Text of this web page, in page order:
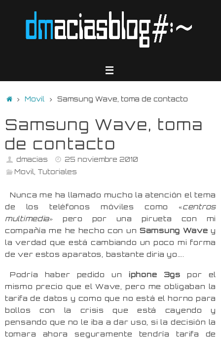
InicioMovil Samsung Wave, toma de contacto
Samsung Wave, toma
de contacto
dmacias
25 noviembre 2010
Movil Tutoriales
Nunca me ha llamado mucho la atención el tema
de los teléfonos móviles como «centros
multimedia» pero por una pirueta con mi
compañía me he hecho con un Samsung Wave y
la verdad que está cambiando un poco mi forma
de ver estos aparatos, bastante diria yo….
Podría haber pedido un iphone 3gs por el
mismo precio que el Wave, pero me obligaban la
tarifa de datos y como que no está el horno para
bollos con la crisis que está cayendo y
pensando que no le iba a dar uso, si la decisión la
tomara ahora seguramente tendría tarifa de